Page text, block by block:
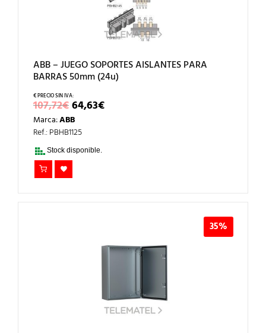
ABB – JUEGO SOPORTES AISLANTES PARA
BARRAS 50mm (24u)
107,72€EL
PRECIO
ORIGINAL
ERA:
107,72€.
64,63€EL
PRECIO
Marca:ABB
Ref.: PBHB1125
Stock disponible.
35%